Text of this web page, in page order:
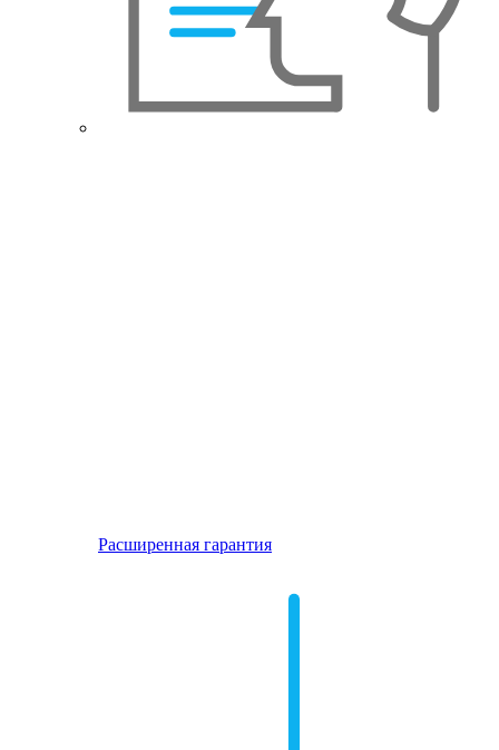
Расширенная гарантия